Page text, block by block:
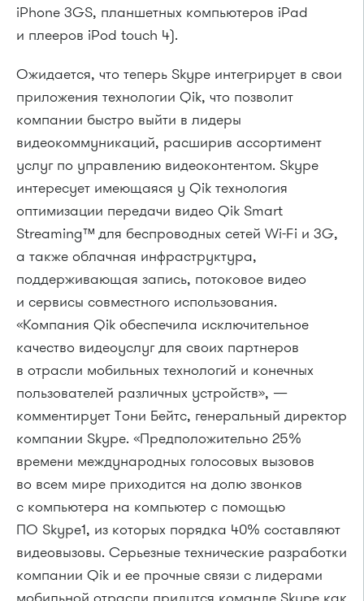
iPhone 3GS, планшетных компьютеров iPad
и плееров iPod touch 4).
Ожидается, что теперь Skype интегрирует в свои
приложения технологии Qik, что позволит
компании быстро выйти в лидеры
видеокоммуникаций, расширив ассортимент
услуг по управлению видеоконтентом. Skype
интересует имеющаяся у Qik технология
оптимизации передачи видео Qik Smart
Streaming™ для беспроводных сетей Wi-Fi и 3G,
а также облачная инфраструктура,
поддерживающая запись, потоковое видео
и сервисы совместного использования.
«Компания Qik обеспечила исключительное
качество видеоуслуг для своих партнеров
в отрасли мобильных технологий и конечных
пользователей различных устройств», —
комментирует Тони Бейтс, генеральный директор
компании Skype. «Предположительно 25%
времени международных голосовых вызовов
во всем мире приходится на долю звонков
с компьютера на компьютер с помощью
ПО Skype1, из которых порядка 40% составляют
видеовызовы. Серьезные технические разработки
компании Qik и ее прочные связи с лидерами